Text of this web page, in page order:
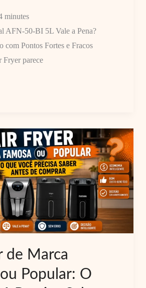
minutes
AFN-50-BI 5L Vale a Pena?
com Pontos Fortes e Fracos
Fryer parece
de Marca
Popular: O